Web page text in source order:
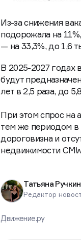
Из-за снижения
подорожала на
— на 33,3%, до 1,6
В 2025-2027 годах
будут
лет в 2,5 раза, до
При этом спрос на
тем же периодом в
дороговизна и
недвижимости
Татьяна
Редактор
Движение.ру